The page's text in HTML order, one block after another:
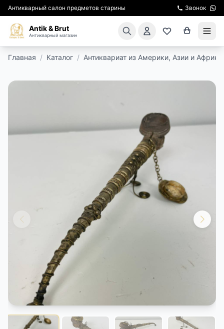
Антикварный салон предметов старины Звонок
Antik & Brut
Антикварный магазин
КУРСЫ ПО РЕСТАВРАЦИИ
КОНТАКТЫ
ДОСТАВКА И ОПЛАТА
Главная / Каталог / Антиквариат из Америки, Азии и Африки